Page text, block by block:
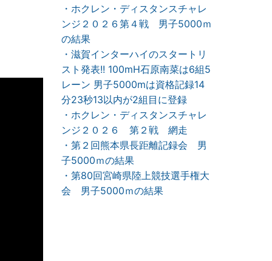
・ホクレン・ディスタンスチャレ
ンジ２０２６第４戦 男子5000ｍ
の結果
・滋賀インターハイのスタートリ
スト発表!! 100mH石原南菜は6組5
レーン 男子5000mは資格記録14
分23秒13以内が2組目に登録
・ホクレン・ディスタンスチャレ
ンジ２０２６ 第２戦 網走
・第２回熊本県長距離記録会 男
子5000ｍの結果
・第80回宮崎県陸上競技選手権大
会 男子5000ｍの結果